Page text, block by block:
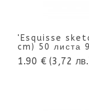
'Esquisse
cm) 50 листа
1.90 € (3,72